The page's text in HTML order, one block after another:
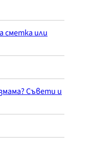
сметка или
Съвети и